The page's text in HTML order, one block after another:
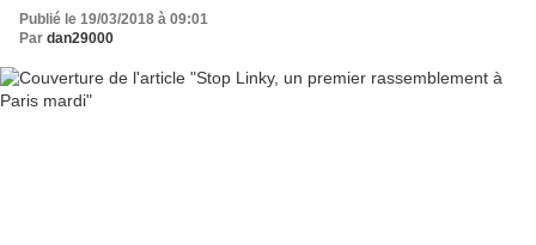
Publié le 19/03/2018 à 09:01
Par dan29000